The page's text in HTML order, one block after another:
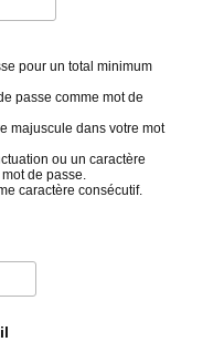
pour un total minimum
passe comme mot de
majuscule dans votre mot
ou un caractère
de passe.
caractère consécutif.